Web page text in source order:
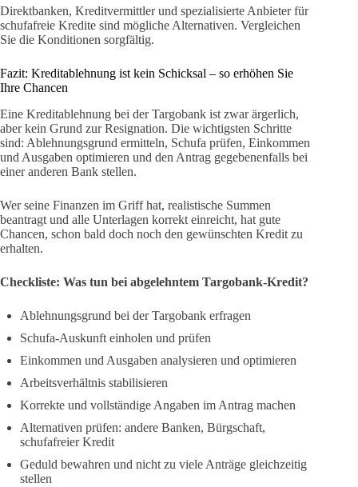
Direktbanken, Kreditvermittler und spezialisierte Anbieter für
schufafreie Kredite sind mögliche Alternativen. Vergleichen
Sie die Konditionen sorgfältig.
Fazit: Kreditablehnung ist kein Schicksal – so erhöhen Sie
Ihre Chancen
Eine Kreditablehnung bei der Targobank ist zwar ärgerlich,
aber kein Grund zur Resignation. Die wichtigsten Schritte
sind: Ablehnungsgrund ermitteln, Schufa prüfen, Einkommen
und Ausgaben optimieren und den Antrag gegebenenfalls bei
einer anderen Bank stellen.
Wer seine Finanzen im Griff hat, realistische Summen
beantragt und alle Unterlagen korrekt einreicht, hat gute
Chancen, schon bald doch noch den gewünschten Kredit zu
erhalten.
Checkliste: Was tun bei abgelehntem Targobank-Kredit?
Ablehnungsgrund bei der Targobank erfragen
Schufa-Auskunft einholen und prüfen
Einkommen und Ausgaben analysieren und optimieren
Arbeitsverhältnis stabilisieren
Korrekte und vollständige Angaben im Antrag machen
Alternativen prüfen: andere Banken, Bürgschaft,
schufafreier Kredit
Geduld bewahren und nicht zu viele Anträge gleichzeitig
stellen